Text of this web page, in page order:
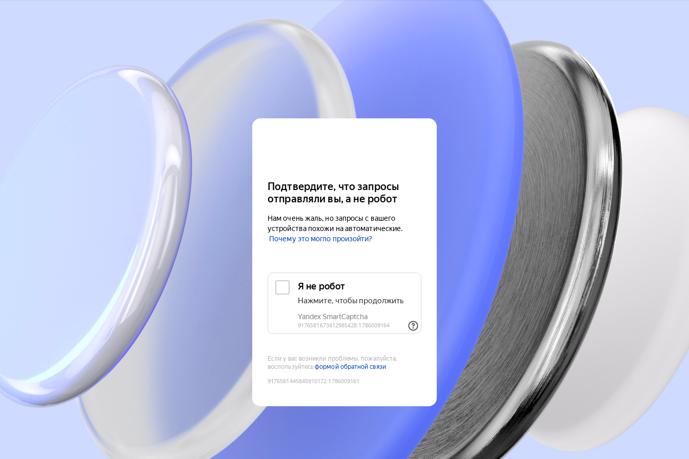
Подтвердите, что запросы
отправляли вы, а не робот
Нам очень жаль, но запросы с вашего
устройства похожи на автоматические.
Почему это могло произойти?
Если у вас возникли проблемы, пожалуйста,
воспользуйтесьформой обратной связи
9176581445845910172:1786009161